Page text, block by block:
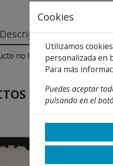
Descripción
no tiene descripción!
DE LA MISMA
Cookies
Utilizamos
personalizada en
Para más
Puedes aceptar
pulsando en el